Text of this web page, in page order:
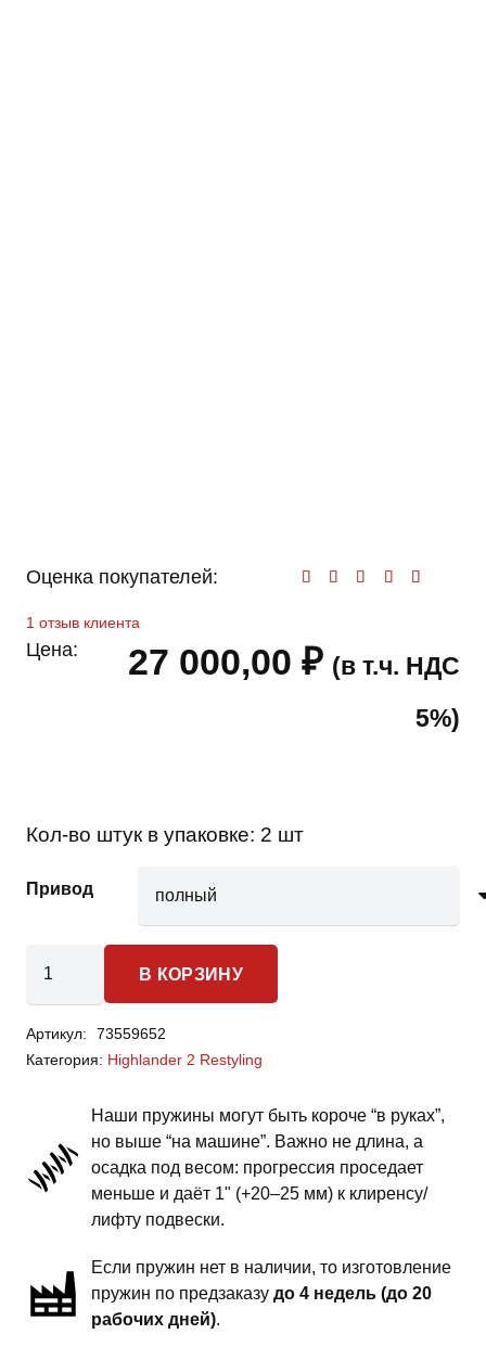
Оценка покупателей:
1 отзыв клиента
Цена: 27 000,00 ₽ (в т.ч. НДС
5%)
Кол-во штук в упаковке: 2 шт
Привод
товара
Highlander
2
пружины
задней
дюйма
комфорт
В КОРЗИНУ
Артикул:
73559652
Категория: Highlander 2 Restyling
Наши пружины могут быть короче “в руках”,
но выше “на машине”. Важно не длина, а
осадка под весом: прогрессия проседает
меньше и даёт 1" (+20–25 мм) к клиренсу/
лифту подвески.
Если пружин нет в наличии, то изготовление
пружин по предзаказу до 4 недель (до 20
рабочих дней).